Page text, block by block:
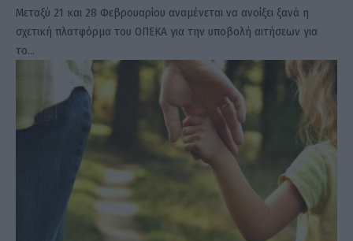
Μεταξύ 21 και 28 Φεβρουαρίου αναμένεται να ανοίξει ξανά η
σχετική πλατφόρμα του ΟΠΕΚΑ για την υποβολή αιτήσεων για
το…